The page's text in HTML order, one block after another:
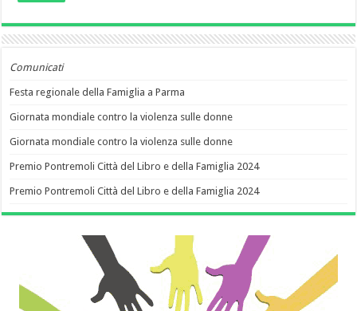
Comunicati
Festa regionale della Famiglia a Parma
Giornata mondiale contro la violenza sulle donne
Giornata mondiale contro la violenza sulle donne
Premio Pontremoli Città del Libro e della Famiglia 2024
Premio Pontremoli Città del Libro e della Famiglia 2024